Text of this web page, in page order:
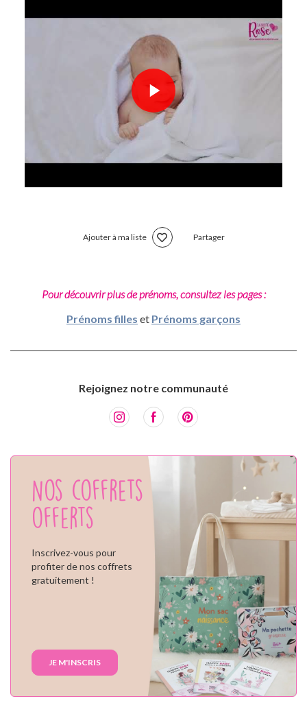
Ajouter à ma liste Partager
Pour découvrir plus de prénoms, consultez les pages :
Prénoms filles et Prénoms garçons
Rejoignez notre communauté
Nos coffrets
offerts
Inscrivez-vous pour
profiter de nos coffrets
gratuitement !
JE M'INSCRIS